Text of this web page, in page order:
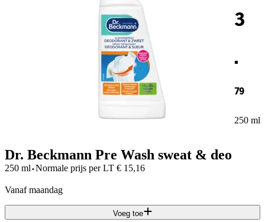
3
.
79
250 ml
Dr. Beckmann Pre Wash sweat & deo
250 ml·Normale prijs per LT € 15,16
vanaf maandag
Voeg toe